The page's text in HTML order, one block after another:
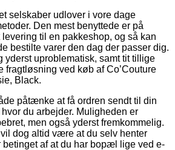
selskaber udlover i vore dage
Den mest benyttede er på
til en pakkeshop, og så kan
bestilte varer den dag der passer dig.
yderst uproblematisk, samt tit tillige
fragtløsning ved køb af Co’Couture
Black.
påtænke at få ordren sendt til din
du arbejder. Muligheden er
men også yderst fremkommelig.
dog altid være at du selv henter
betinget af at du har bopæl lige ved e-